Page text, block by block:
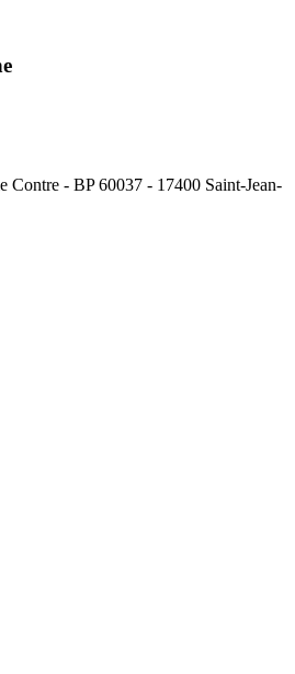
Contre - BP 60037 - 17400 Saint-Jean-